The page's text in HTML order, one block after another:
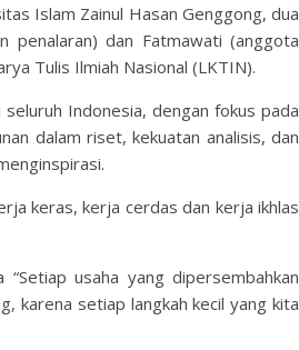
Islam Zainul Hasan Genggong, dua
penalaran) dan Fatmawati (anggota
Tulis Ilmiah Nasional (LKTIN).
Indonesia, dengan fokus pada
dalam riset, kekuatan analisis, dan
keras, kerja cerdas dan kerja ikhlas
usaha yang dipersembahkan
karena setiap langkah kecil yang kita